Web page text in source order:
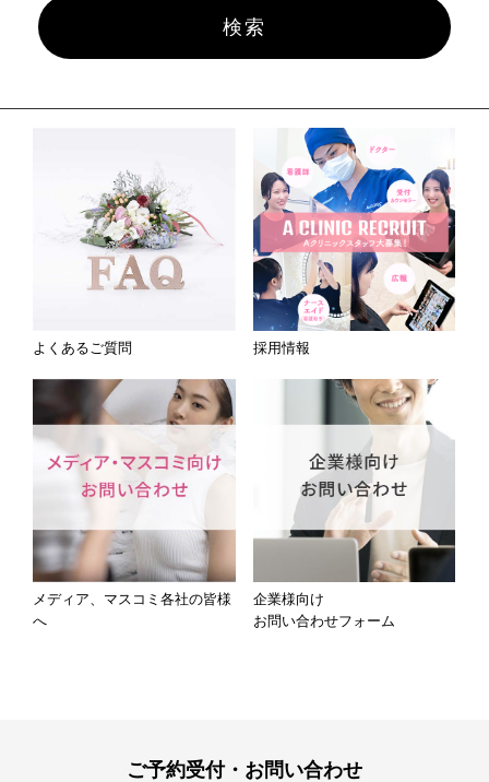
よくあるご質問 採用情報
メディア、マスコミ各社の皆様
へ
企業様向け
お問い合わせフォーム
ご予約受付・お問い合わせ